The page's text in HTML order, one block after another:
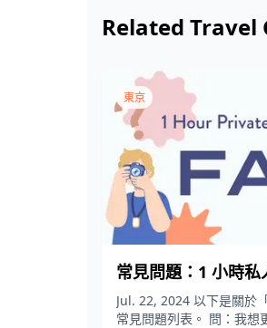
Related Travel
東京
常見問題：1 小時私
Jul. 22, 2024 以下是關於
常見問題列表。 問：我想